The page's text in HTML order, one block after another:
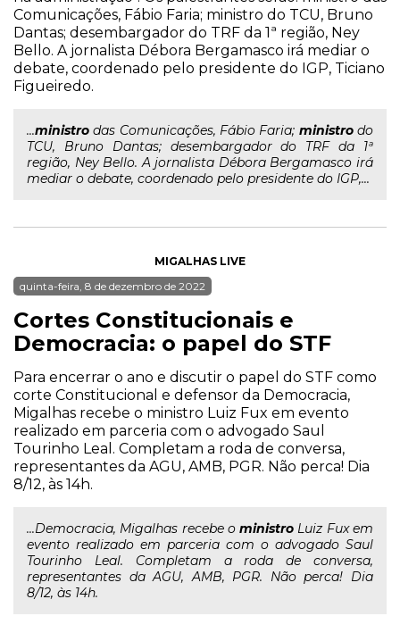
Comunicações, Fábio Faria; ministro do TCU, Bruno
Dantas; desembargador do TRF da 1ª região, Ney
Bello. A jornalista Débora Bergamasco irá mediar o
debate, coordenado pelo presidente do IGP, Ticiano
Figueiredo.
...ministro das Comunicações, Fábio Faria; ministrodo
TCU, Bruno Dantas; desembargador do TRF da 1ª
região, Ney Bello. A jornalista Débora Bergamasco irá
mediar o debate, coordenado pelo presidente do IGP,...
MIGALHAS LIVE
quinta-feira, 8 de dezembro de 2022
Cortes Constitucionais e
Democracia: o papel do STF
Para encerrar o ano e discutir o papel do STF como
corte Constitucional e defensor da Democracia,
Migalhas recebe o ministro Luiz Fux em evento
realizado em parceria com o advogado Saul
Tourinho Leal. Completam a roda de conversa,
representantes da AGU, AMB, PGR. Não perca! Dia
8/12, às 14h.
...Democracia, Migalhas recebe oministro Luiz Fux em
evento realizado em parceria com o advogado Saul
Tourinho Leal. Completam a roda de conversa,
representantes da AGU, AMB, PGR. Não perca! Dia
8/12, às 14h.